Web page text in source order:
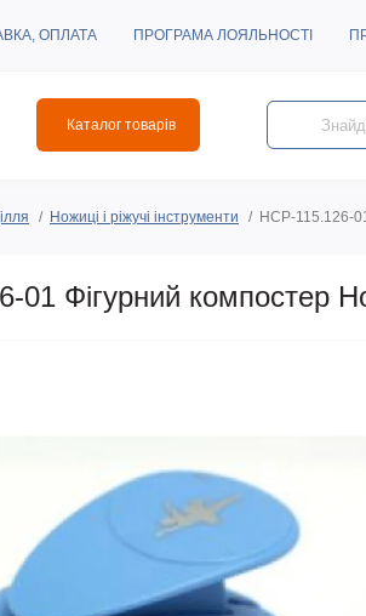
ОПЛАТА ПРОГРАМА ЛОЯЛЬНОСТІ
Каталог товарів
Ножиці і ріжучі інструменти HCP-115.126-
01 Фігурний компостер